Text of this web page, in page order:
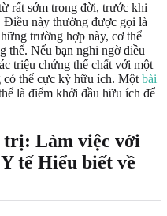
rất sớm trong đời, trước khi
Điều này thường được gọi là
trường hợp này, cơ thể
thể. Nếu bạn nghi ngờ điều
triệu chứng thể chất với một
có thể cực kỳ hữu ích. Một bài
là điểm khởi đầu hữu ích để
Làm việc với
tế Hiểu biết về